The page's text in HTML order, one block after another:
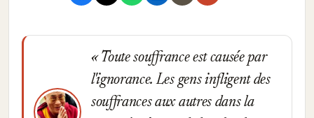
Toute souffrance est causée par
l'ignorance. Les gens infligent des
souffrances aux autres dans la